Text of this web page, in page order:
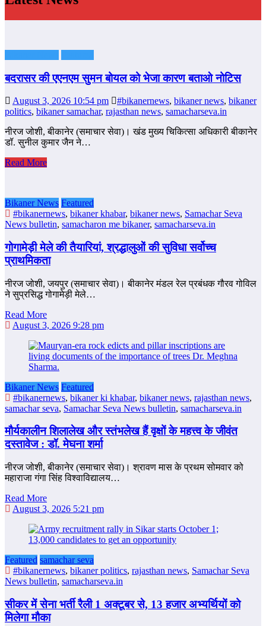
बदरासर की एएनएम सुमन बोयल को भेजा कारण बताओ नोटिस
August 3, 2026 10:54 pm #bikanernews, bikaner news, bikaner
politics, bikaner samachar, rajasthan news, samacharseva.in
नीरज जोशी, बीकानेर (समाचार सेवा)। खंड मुख्य चिकित्सा अधिकारी बीकानेर
डॉ. सुनील कुमार जैन ने…
Read More
Bikaner News Featured
#bikanernews, bikaner khabar, bikaner news, Samachar Seva
News bulletin, samacharon me bikaner, samacharseva.in
गोगामेड़ी मेले की तैयारियां, श्रद्धालुओं की सुविधा सर्वोच्च
प्राथमिकता
नीरज जोशी, जयपुर (समाचार सेवा)। बीकानेर मंडल रेल प्रबंधक गौरव गोविल
ने सुप्रसिद्ध गोगामेड़ी मेले…
Read More
August 3, 2026 9:28 pm
Bikaner News Featured
#bikanernews, bikaner ki khabar, bikaner news, rajasthan news,
samachar seva, Samachar Seva News bulletin, samacharseva.in
मौर्यकालीन शिलालेख और स्तंभलेख हैं वृक्षों के महत्त्व के जीवंत
दस्तावेज : डॉ. मेघना शर्मा
नीरज जोशी, बीकानेर (समाचार सेवा)। श्रावण मास के प्रथम सोमवार को
महाराजा गंगा सिंह विश्वाविद्यालय…
Read More
August 3, 2026 5:21 pm
Featured samachar seva
#bikanernews, bikaner politics, rajasthan news, Samachar Seva
News bulletin, samacharseva.in
सीकर में सेना भर्ती रैली 1 अक्टूबर से, 13 हजार अभ्यर्थियों को
मिलेगा मौका